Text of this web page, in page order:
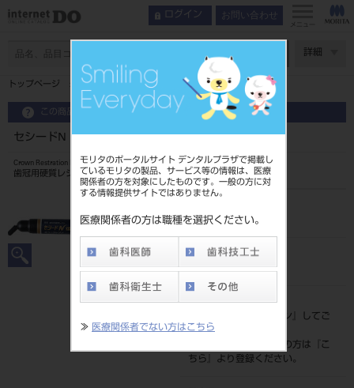
モリタのポータルサイト デンタルプラザで掲載し
ているモリタの製品、サービス等の情報は、医療
関係者の方を対象にしたものです。一般の方に対
する情報提供サイトではありません。
医療関係者の方は職種を選択ください。
≫ 医療関係者でない方はこちら
ログイン お問い合わせ
メニュー
詳細
トップページ セシードN ボディ A4B 2.6mL
この商品に関するお問い合わせ
セシードN ボディ A4B 2.6mL
Crown Restration Hard Resin
歯冠用硬質レジン
202430448
JAN/EANコード
標準価格
ログイン
』してご
覧ください。
ネット会員登録がまだの方は『
こ
ちら
』より登録ください。